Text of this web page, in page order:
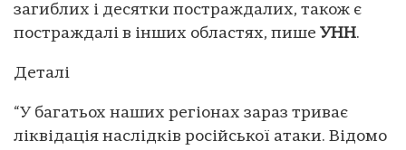
загиблих і десятки постраждалих, також є
постраждалі в інших областях, пише УНН.
Деталі
“У багатьох наших регіонах зараз триває
ліквідація наслідків російської атаки. Відомо